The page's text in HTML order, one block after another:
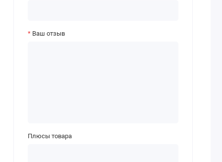
Ваш отзыв
Плюсы товара